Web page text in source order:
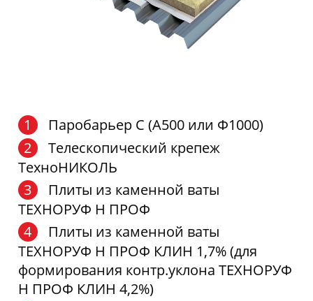
Паробарьер С (А500 или Ф1000)
Телескопический крепеж
ТехноНИКОЛЬ
Плиты из каменной ваты
ТЕХНОРУФ Н ПРОФ
Плиты из каменной ваты
ТЕХНОРУФ Н ПРОФ КЛИН 1,7% (для
формирования контр.уклона ТЕХНОРУФ
Н ПРОФ КЛИН 4,2%)